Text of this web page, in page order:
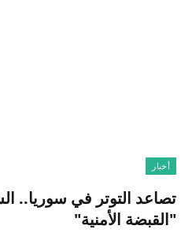
أخبار
تصاعد التوتر في سوريا..
"القبضة الأمنية"